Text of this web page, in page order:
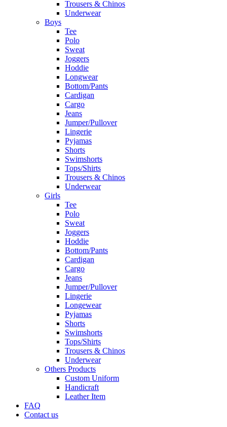
Trousers & Chinos
Underwear
Boys
Tee
Polo
Sweat
Joggers
Hoddie
Longwear
Bottom/Pants
Cardigan
Cargo
Jeans
Jumper/Pullover
Lingerie
Pyjamas
Shorts
Swimshorts
Tops/Shirts
Trousers & Chinos
Underwear
Girls
Tee
Polo
Sweat
Joggers
Hoddie
Bottom/Pants
Cardigan
Cargo
Jeans
Jumper/Pullover
Lingerie
Longewear
Pyjamas
Shorts
Swimshorts
Tops/Shirts
Trousers & Chinos
Underwear
Others Products
Custom Uniform
Handicraft
Leather Item
FAQ
Contact us